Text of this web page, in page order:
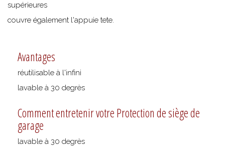
supérieures
couvre également l'appuie tete.
Avantages
réutilisable à l'infini
lavable à 30 degrès
Comment entretenir votre Protection de siège de
garage
lavable à 30 degrès